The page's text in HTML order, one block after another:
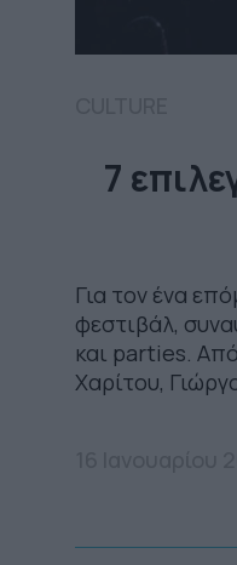
7
Για τον ένα
φεστιβάλ,
και parties.
Χαρίτου,